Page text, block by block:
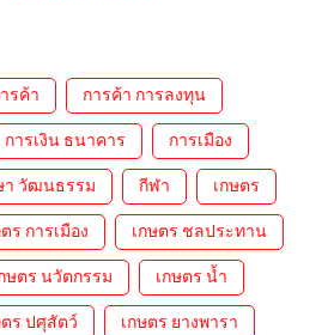
รค้า การค้า การลงทุน
การเงิน ธนาคาร การเมือง
า วัฒนธรรม กีฬา เกษตร
ร การเมือง เกษตร ชลประทาน
ษตร นวัตกรรม เกษตร น้ำ
ตร ปศุสัตว์ เกษตร ยางพารา